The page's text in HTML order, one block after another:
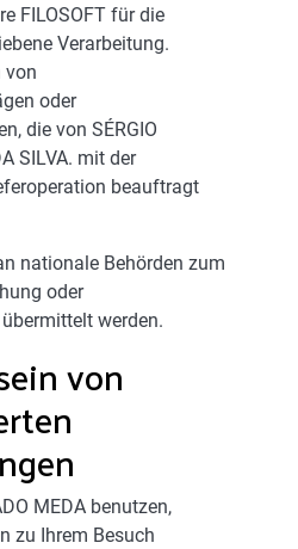
FILOSOFT für die
Verarbeitung.
von
oder
die von SÉRGIO
SILVA. mit der
beauftragt
nationale Behörden zum
oder
werden.
von
MEDA benutzen,
zu Ihrem Besuch